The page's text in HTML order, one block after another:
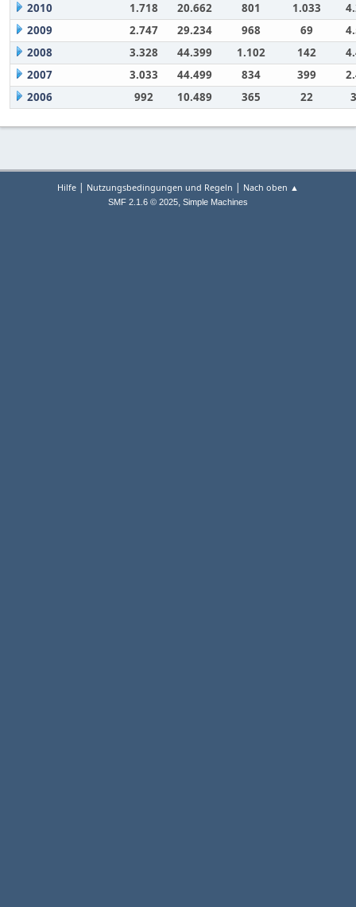
2010
1.718 20.662 801 1.033
2009
2.747 29.234 968 69
2008
3.328 44.399 1.102 142
2007
3.033 44.499 834 399
2006
992 10.489 365 22
Hilfe | Nutzungsbedingungen und Regeln | Nach oben ▲
SMF 2.1.6 © 2025, Simple Machines